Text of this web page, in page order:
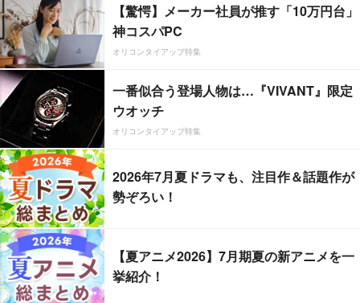
【驚愕】メーカー社員が推す「10万円台」
神コスパPC
オリコンタイアップ特集
一番似合う登場人物は…『VIVANT』限定
ウオッチ
オリコンタイアップ特集
2026年7月夏ドラマも、注目作＆話題作が
勢ぞろい！
【夏アニメ2026】7月期夏の新アニメを一
挙紹介！